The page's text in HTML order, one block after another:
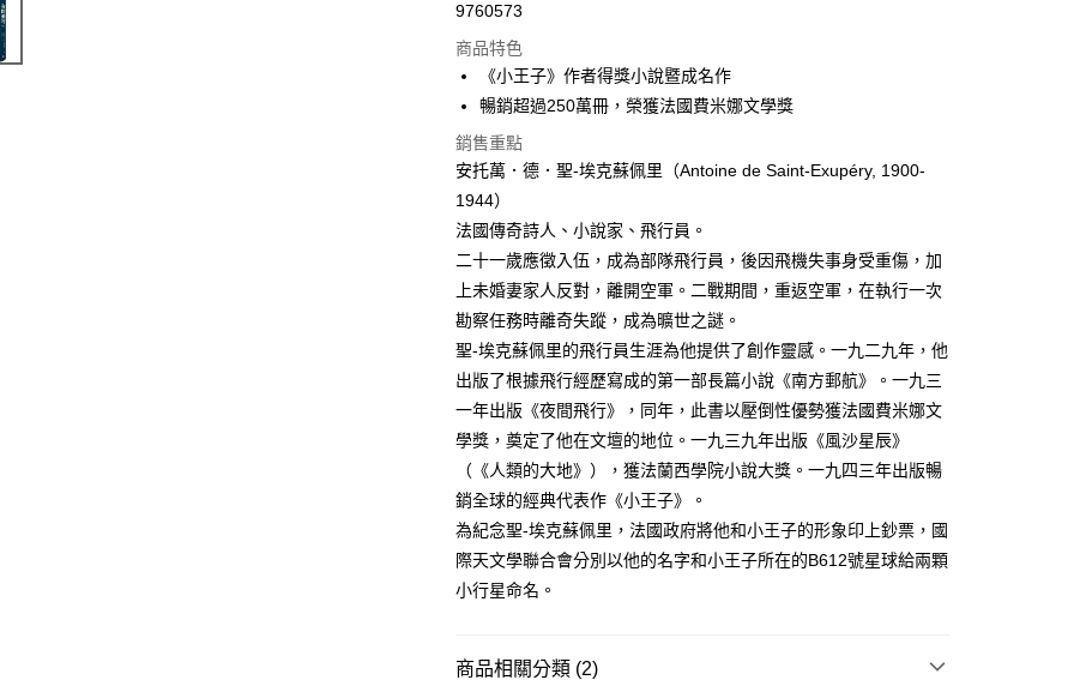
運送方式
付款後全家取貨
每筆NT$60，滿NT$499(含以上)免運費
付款後7-11取貨
每筆NT$60，滿NT$499(含以上)免運費
宅配
每筆NT$100，滿NT$499(含以上)免運費
9760573
商品特色
《小王子》作者得獎小說暨成名作
暢銷超過250萬冊，榮獲法國費米娜文學獎
銷售重點
安托萬．德．聖-埃克蘇佩里（Antoine de Saint-Exupéry, 1900-
1944）
法國傳奇詩人、小說家、飛行員。
二十一歲應徵入伍，成為部隊飛行員，後因飛機失事身受重傷，加
上未婚妻家人反對，離開空軍。二戰期間，重返空軍，在執行一次
勘察任務時離奇失蹤，成為曠世之謎。
聖-埃克蘇佩里的飛行員生涯為他提供了創作靈感。一九二九年，他
出版了根據飛行經歷寫成的第一部長篇小說《南方郵航》。一九三
一年出版《夜間飛行》，同年，此書以壓倒性優勢獲法國費米娜文
學獎，奠定了他在文壇的地位。一九三九年出版《風沙星辰》
（《人類的大地》），獲法蘭西學院小說大獎。一九四三年出版暢
銷全球的經典代表作《小王子》。
為紀念聖-埃克蘇佩里，法國政府將他和小王子的形象印上鈔票，國
際天文學聯合會分別以他的名字和小王子所在的B612號星球給兩顆
小行星命名。
商品相關分類 (2)